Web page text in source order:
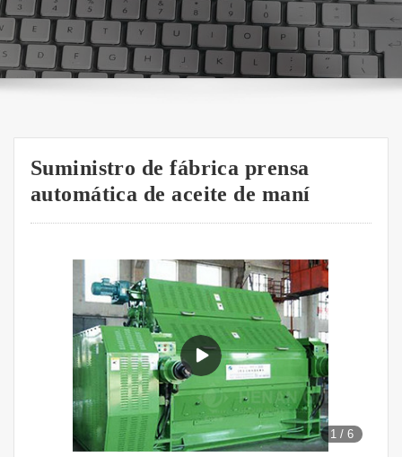
Suministro de fábrica prensa
automática de aceite de maní
1 /6